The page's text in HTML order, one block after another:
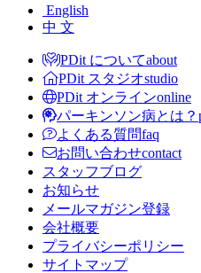
English
中 文
PDit についてabout
PDit スタジオstudio
PDit オンラインonline
パーキンソン病とは？
よくある質問faq
お問い合わせcontact
スタッフブログ
お知らせ
メールマガジン登録
会社概要
プライバシーポリシー
サイトマップ